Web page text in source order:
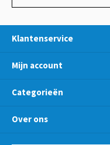
Klantenservice
Mijn account
Categorieën
Over ons